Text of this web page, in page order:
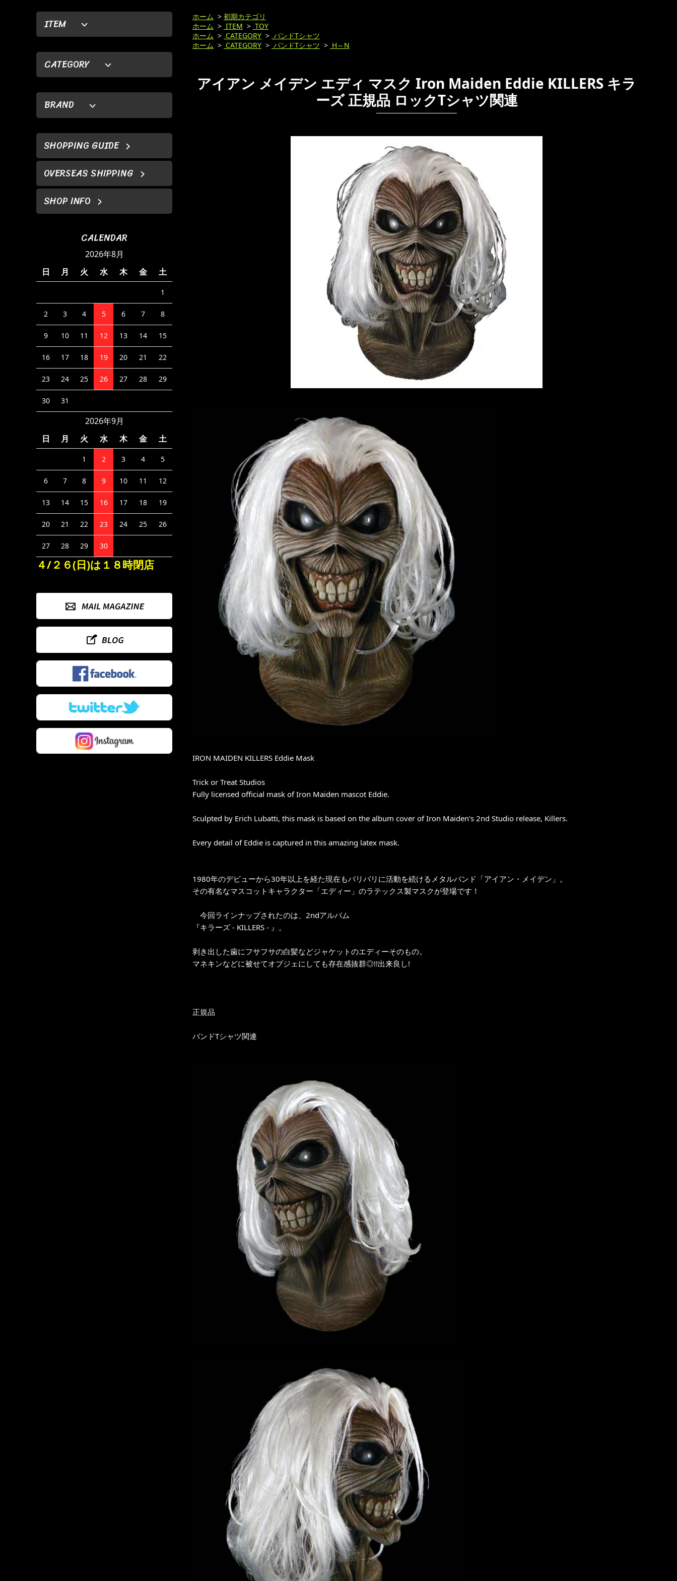
ITEM
CATEGORY
BRAND
SHOPPING GUIDE
OVERSEAS SHIPPING
SHOP INFO
CALENDAR
2026年8月
日
月 火 水 木 金 土
1
2 3 4 5 6 7 8
9 10 11 12 13 14 15
16 17 18 19 20 21 22
23 24 25 26 27 28 29
30 31
2026年9月
日
月 火 水 木 金 土
1 2 3 4 5
6 7 8 9 10 11 12
13 14 15 16 17 18 19
20 21 22 23 24 25 26
27 28 29 30
４/２６(日)は１８時閉店
ホーム > 初期カテゴリ
ホーム > ITEM > TOY
ホーム > CATEGORY > バンドTシャツ
ホーム > CATEGORY > バンドTシャツ > H～N
アイアン メイデン エディ マスク Iron Maiden Eddie KILLERS キラ
ーズ 正規品 ロックTシャツ関連
IRON MAIDEN KILLERS Eddie Mask
Trick or Treat Studios
Fully licensed official mask of Iron Maiden mascot Eddie.
Sculpted by Erich Lubatti, this mask is based on the album cover of Iron Maiden's 2nd Studio release, Killers.
Every detail of Eddie is captured in this amazing latex mask.
1980年のデビューから30年以上を経た現在もバリバリに活動を続けるメタルバンド「アイアン・メイデン」。
その有名なマスコットキャラクター「エディー」のラテックス製マスクが登場です！
今回ラインナップされたのは、2ndアルバム
『キラーズ - KILLERS - 』。
剥き出した歯にフサフサの白髪などジャケットのエディーそのもの。
マネキンなどに被せてオブジェにしても存在感抜群◎!!出来良し!
正規品
バンドTシャツ関連